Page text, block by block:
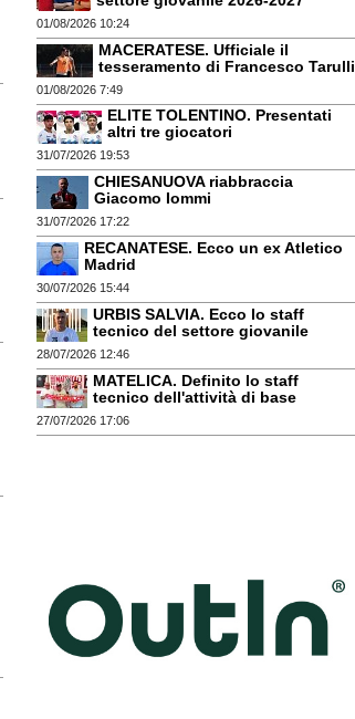
01/08/2026 10:24
MACERATESE. Ufficiale il
tesseramento di Francesco Tarulli
01/08/2026 7:49
ELITE TOLENTINO. Presentati
altri tre giocatori
31/07/2026 19:53
CHIESANUOVA riabbraccia
Giacomo Iommi
31/07/2026 17:22
RECANATESE. Ecco un ex Atletico
Madrid
30/07/2026 15:44
URBIS SALVIA. Ecco lo staff
tecnico del settore giovanile
28/07/2026 12:46
MATELICA. Definito lo staff
tecnico dell'attività di base
27/07/2026 17:06